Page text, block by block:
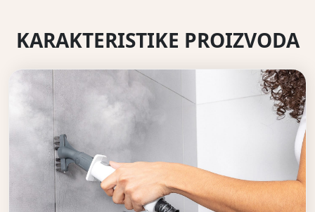
KARAKTERISTIKE PROIZVODA